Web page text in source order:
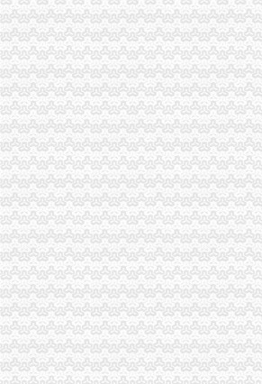
王元楷局重庆注销税务长对政务信息工作作出重
南岸局采取四项措施迅速贯彻全市代办注销分公
渝北局认真贯彻全市重庆注销分公司工商行政管
监察室贯彻全市工作会议精提出“四个到位”重庆
高新园局出台重庆北火车站市代办注销分公司场
中介处迅速学习达部署落实全市重庆分公司注销
全市重庆注销税务工商行政管理工作会议隆重召开